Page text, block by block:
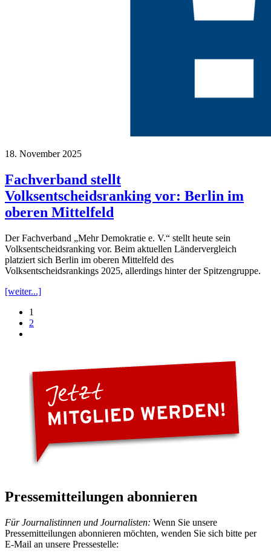
18. November 2025
Fachverband stellt
Volksentscheidsranking vor: Berlin im
oberen Mittelfeld
Der Fachverband „Mehr Demokratie e. V.“ stellt heute sein
Volksentscheidsranking vor. Beim aktuellen Ländervergleich
platziert sich Berlin im oberen Mittelfeld des
Volksentscheidsrankings 2025, allerdings hinter der Spitzengruppe.
[weiter...]
1
2
Pressemitteilungen abonnieren
Für Journalistinnen und Journalisten: Wenn Sie unsere
Pressemitteilungen abonnieren möchten, wenden Sie sich bitte per
E-Mail an unsere Pressestelle: